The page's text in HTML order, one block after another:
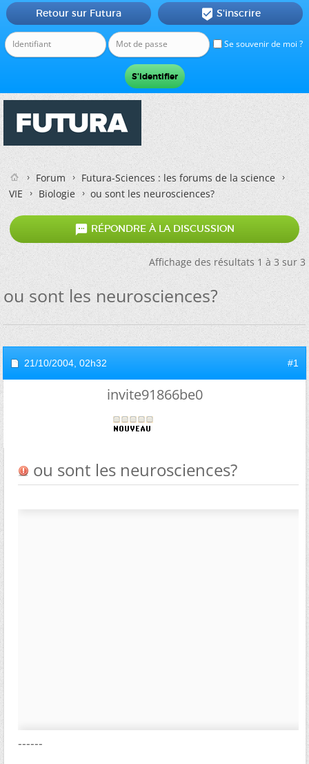
Se souvenir de moi ?
Retour sur Futura  S'inscrire
Forum
Futura-Sciences : les forums de la science
VIE
Biologie ou sont les neurosciences?
 RÉPONDRE À LA DISCUSSION
Affichage des résultats 1 à 3 sur 3
ou sont les neurosciences?
21/10/2004, 02h32 #1
invite91866be0
ou sont les neurosciences?
------